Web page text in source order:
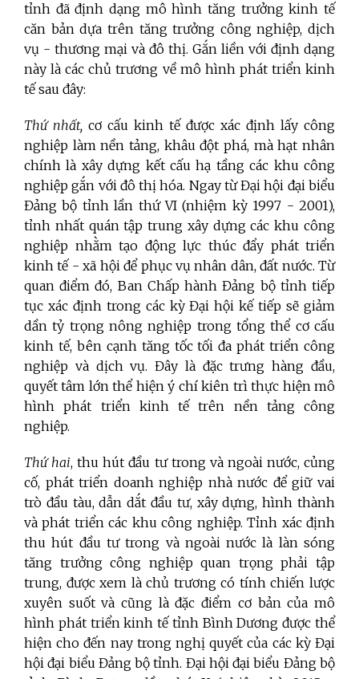
tỉnh đã định dạng mô hình tăng trưởng kinh tế
căn bản dựa trên tăng trưởng công nghiệp, dịch
vụ - thương mại và đô thị. Gắn liền với định dạng
này là các chủ trương về mô hình phát triển kinh
tế sau đây:
Thứ nhất, cơ cấu kinh tế được xác định lấy công
nghiệp làm nền tảng, khâu đột phá, mà hạt nhân
chính là xây dựng kết cấu hạ tầng các khu công
nghiệp gắn với đô thị hóa. Ngay từ Đại hội đại biểu
Đảng bộ tỉnh lần thứ VI (nhiệm kỳ 1997 - 2001),
tỉnh nhất quán tập trung xây dựng các khu công
nghiệp nhằm tạo động lực thúc đẩy phát triển
kinh tế - xã hội để phục vụ nhân dân, đất nước. Từ
quan điểm đó, Ban Chấp hành Đảng bộ tỉnh tiếp
tục xác định trong các kỳ Đại hội kế tiếp sẽ giảm
dần tỷ trọng nông nghiệp trong tổng thể cơ cấu
kinh tế, bên cạnh tăng tốc tối đa phát triển công
nghiệp và dịch vụ. Đây là đặc trưng hàng đầu,
quyết tâm lớn thể hiện ý chí kiên trì thực hiện mô
hình phát triển kinh tế trên nền tảng công
nghiệp.
Thứ hai, thu hút đầu tư trong và ngoài nước, củng
cố, phát triển doanh nghiệp nhà nước để giữ vai
trò đầu tàu, dẫn dắt đầu tư, xây dựng, hình thành
và phát triển các khu công nghiệp. Tỉnh xác định
thu hút đầu tư trong và ngoài nước là làn sóng
tăng trưởng công nghiệp quan trọng phải tập
trung, được xem là chủ trương có tính chiến lược
xuyên suốt và cũng là đặc điểm cơ bản của mô
hình phát triển kinh tế tỉnh Bình Dương được thể
hiện cho đến nay trong nghị quyết của các kỳ Đại
hội đại biểu Đảng bộ tỉnh. Đại hội đại biểu Đảng bộ